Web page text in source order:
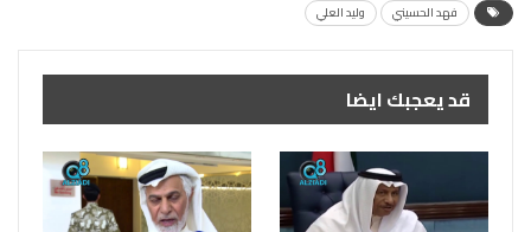
فهد الحسيني وليد العلي
قد يعجبك ايضا